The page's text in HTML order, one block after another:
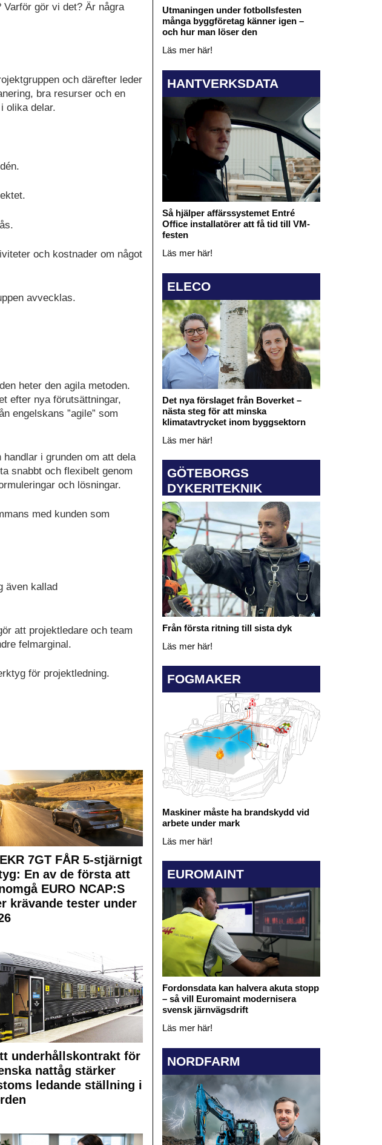
gör vi det? Är några
och därefter leder
bra resurser och en
olika delar.
och kostnader om något
avvecklas.
heter den agila metoden.
efter nya förutsättningar,
engelskans ”agile” som
i grunden om att dela
snabbt och flexibelt genom
och lösningar.
med kunden som
även kallad
att projektledare och team
felmarginal.
för projektledning.
7GT FÅR 5-stjärnigt
En av de första att
EURO NCAP:S
krävande tester under
underhållskontrakt för
nattåg stärker
ledande ställning i
Utmaningen under fotbollsfesten
många byggföretag känner igen –
och hur man löser den
Läs mer här!
HANTVERKSDATA
Så hjälper affärssystemet Entré
Office installatörer att få tid till VM-
festen
Läs mer här!
ELECO
Det nya förslaget från Boverket –
nästa steg för att minska
klimatavtrycket inom byggsektorn
Läs mer här!
GÖTEBORGS
DYKERITEKNIK
Från första ritning till sista dyk
Läs mer här!
FOGMAKER
Maskiner måste ha brandskydd vid
arbete under mark
Läs mer här!
EUROMAINT
Fordonsdata kan halvera akuta stopp
– så vill Euromaint modernisera
svensk järnvägsdrift
Läs mer här!
NORDFARM